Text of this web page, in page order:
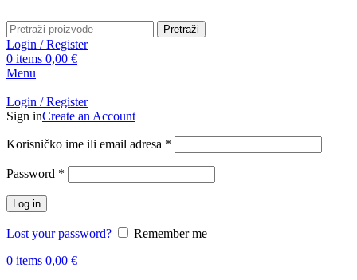
Pretraži
Login / Register
0 items 0,00 €
Menu
Login / Register
Sign inCreate an Account
Korisničko ime ili email adresa *
Password *
Log in
Lost your password?
Remember me
0 items 0,00 €